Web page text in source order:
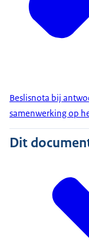
Beslisnota bij
samenwerking op
Dit